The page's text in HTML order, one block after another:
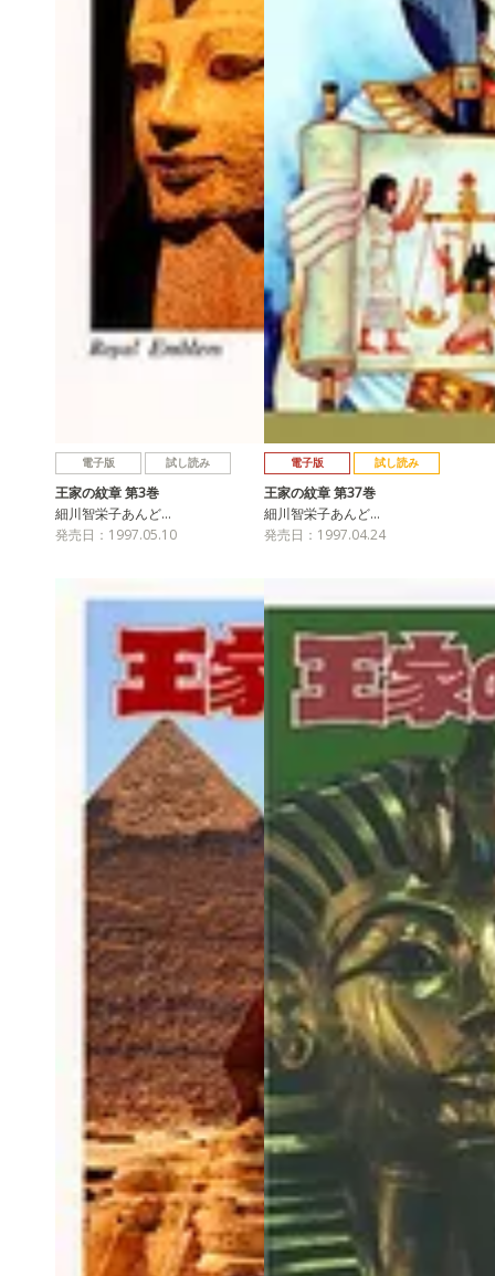
電子版 試し読み
王家の紋章 第3巻
細川智栄子あんど…
発売日：1997.05.10
電子版 試し読み
王家の紋章 第37巻
細川智栄子あんど…
発売日：1997.04.24